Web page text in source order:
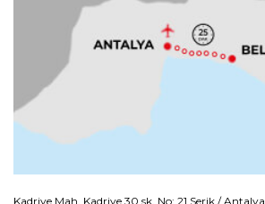
Kadriye Mah. Kadriye 30 sk. No: 21 Serik / Antalya